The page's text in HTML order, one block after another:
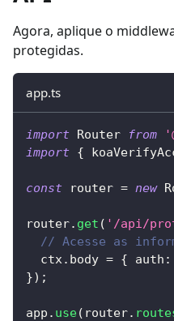
Agora, aplique o
protegidas.
app.ts
import Router from
import {
const router = new
router. get ( '/api/
// Acesse as
  ctx
. body = { auth :
}) ;
app . use( router.